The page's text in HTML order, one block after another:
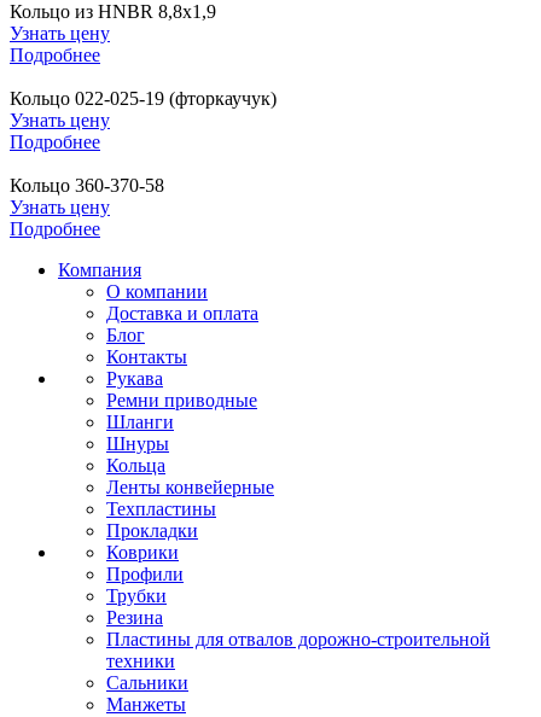
Кольцо из HNBR 8,8х1,9
Узнать цену
Подробнее
Кольцо 022-025-19 (фторкаучук)
Узнать цену
Подробнее
Кольцо 360-370-58
Узнать цену
Подробнее
Компания
О компании
Доставка и оплата
Блог
Контакты
Рукава
Ремни приводные
Шланги
Шнуры
Кольца
Ленты конвейерные
Техпластины
Прокладки
Коврики
Профили
Трубки
Резина
Пластины для отвалов дорожно-строительной
техники
Сальники
Манжеты